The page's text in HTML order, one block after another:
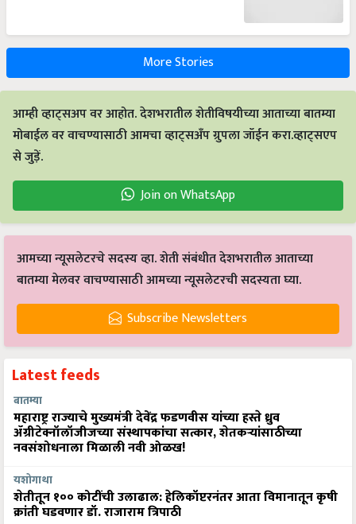
More Stories
आम्ही व्हाट्सअप वर आहोत. देशभरातील शेतीविषयीच्या आताच्या बातम्या
मोबाईल वर वाचण्यासाठी आमचा व्हाट्सअँप ग्रुपला जॉईन करा.व्हाट्सएप
से जुड़ें.
Join on WhatsApp
आमच्या न्यूसलेटरचे सदस्य व्हा. शेती संबंधीत देशभरातील आताच्या
बातम्या मेलवर वाचण्यासाठी आमच्या न्यूसलेटरची सदस्यता घ्या.
Subscribe Newsletters
Latest feeds
बातम्या
महाराष्ट्र राज्याचे मुख्यमंत्री देवेंद्र फडणवीस यांच्या हस्ते ध्रुव
ॲग्रीटेक्नॉलॉजीजच्या संस्थापकांचा सत्कार, शेतकऱ्यांसाठीच्या
नवसंशोधनाला मिळाली नवी ओळख!
यशोगाथा
शेतीतून १०० कोटींची उलाढाल: हेलिकॉप्टरनंतर आता विमानातून कृषी
क्रांती घडवणार डॉ. राजाराम त्रिपाठी